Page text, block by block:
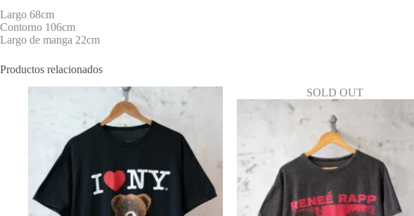
Largo 68cm
Contorno 106cm
Largo de manga 22cm
Productos relacionados
SOLD OUT